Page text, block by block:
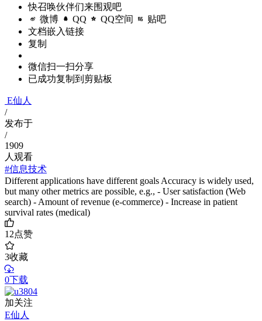
快召唤伙伴们来围观吧
微博 QQ QQ空间 贴吧
文档嵌入链接
复制
微信扫一扫分享
已成功复制到剪贴板
E仙人
/
发布于
/
1909
人观看
#信息技术
Different applications have different goals Accuracy is widely used,
but many other metrics are possible, e.g., - User satisfaction (Web
search) - Amount of revenue (e-commerce) - Increase in patient
survival rates (medical)
12点赞
3收藏
0下载
加关注
E仙人